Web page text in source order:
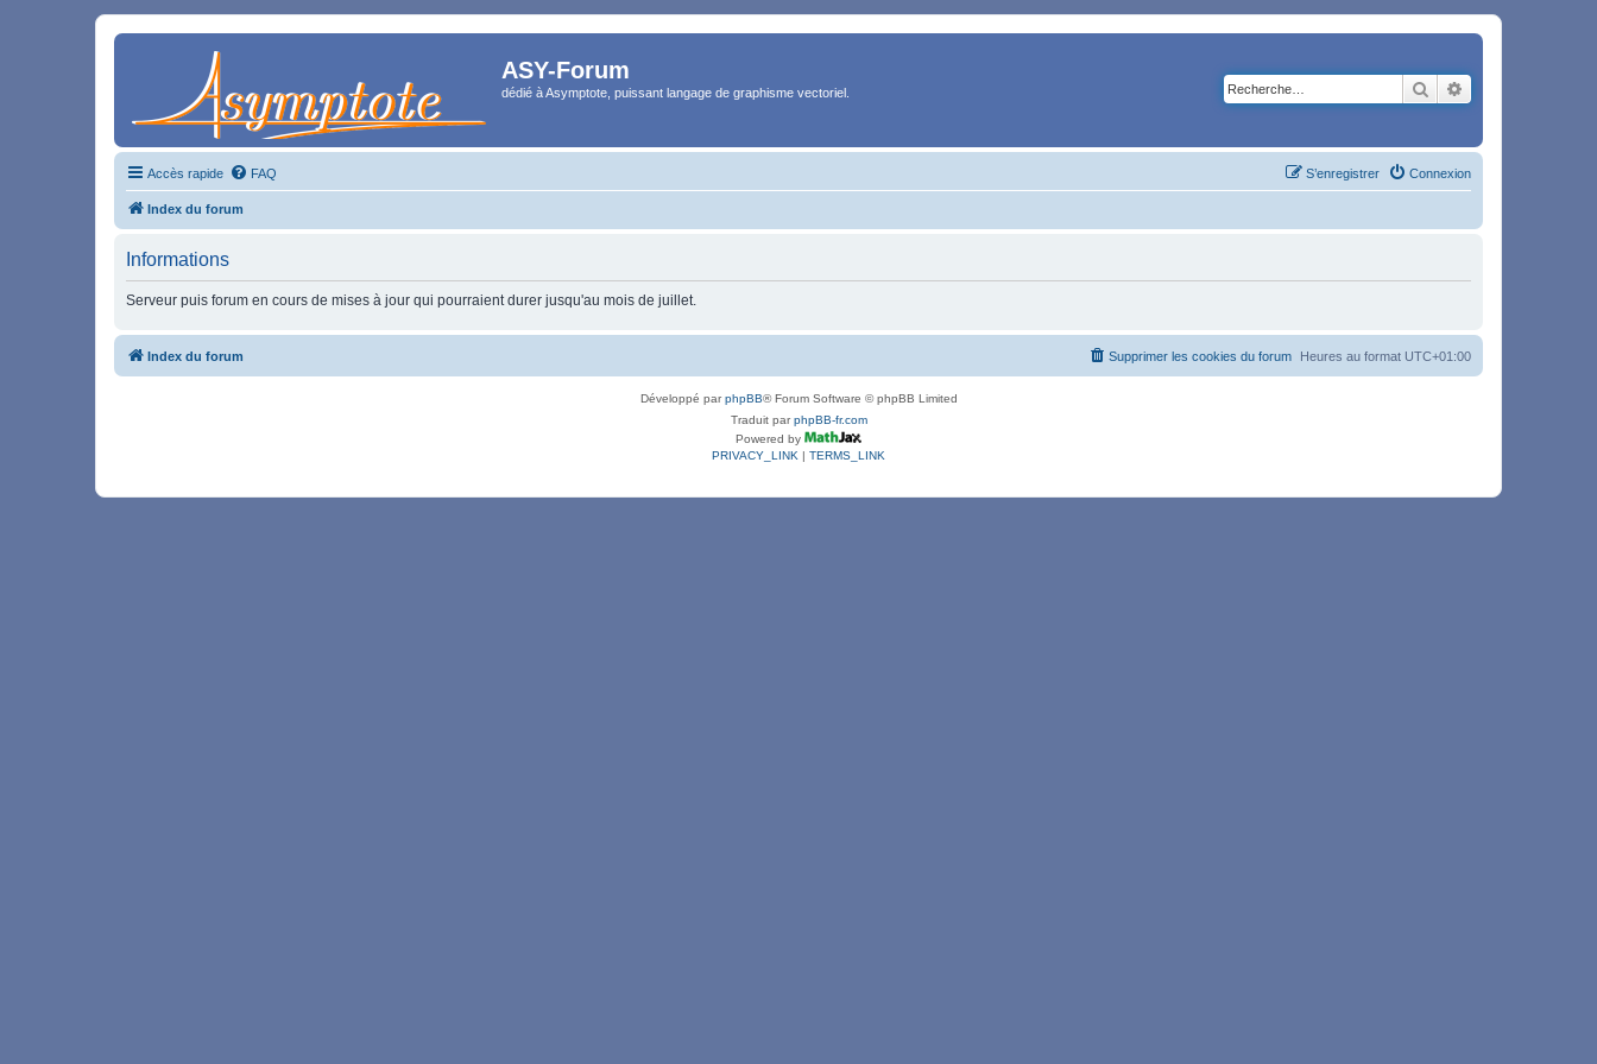
ASY-Forum
dédié à Asymptote, puissant langage de graphisme vectoriel. Rechercher
Accès rapide FAQ Connexion
S’enregistrer
Index du forum
Informations
Serveur puis forum en cours de mises à jour qui pourraient durer jusqu'au mois de juillet.
Index du forum Heures au format UTC+01:00
Supprimer les cookies du forum
Développé parphpBB® Forum Software © phpBB Limited
Traduit parphpBB-fr.com
Powered by
PRIVACY_LINK | TERMS_LINK